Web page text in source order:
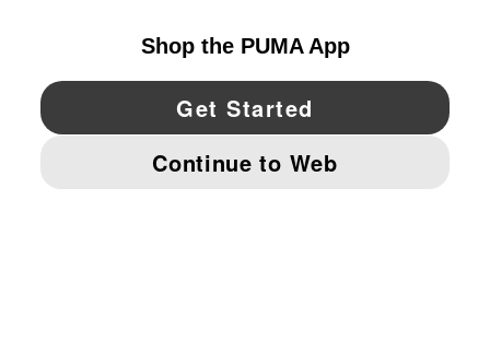
YouTube Twitter Pinterest
IMPRINT AND LEGAL DATA